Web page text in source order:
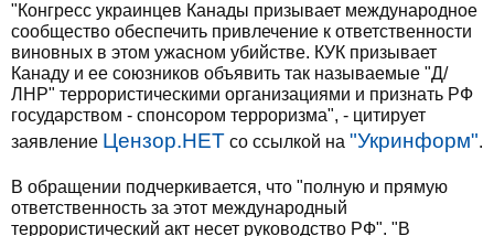
"Конгресс украинцев Канады призывает международное
сообщество обеспечить привлечение к ответственности
виновных в этом ужасном убийстве. КУК призывает
Канаду и ее союзников объявить так называемые "Д/
ЛНР" террористическими организациями и признать РФ
государством - спонсором терроризма", - цитирует
заявление Цензор.НЕТ со ссылкой на "Укринформ".
В обращении подчеркивается, что "полную и прямую
ответственность за этот международный
террористический акт несет руководство РФ". "В